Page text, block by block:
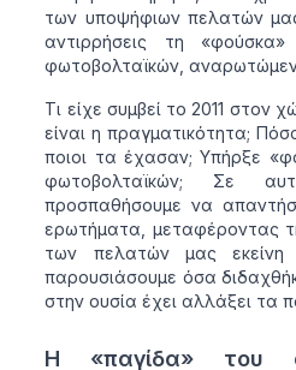
των υποψήφιων πελατών
αντιρρήσεις τη
φωτοβολταϊκών,
Τι είχε συμβεί το 2011 στον
είναι η πραγματικότητα;
ποιοι τα έχασαν; Υπήρξε
φωτοβολταϊκών; Σε
προσπαθήσουμε να
ερωτήματα, μεταφέροντας
των πελατών μας
παρουσιάσουμε όσα
στην ουσία έχει αλλάξει τα
Η «παγίδα» του